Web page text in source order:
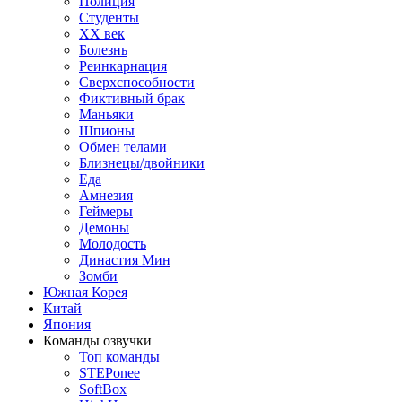
Студенты
ХХ век
Болезнь
Реинкарнация
Сверхспособности
Фиктивный брак
Маньяки
Шпионы
Обмен телами
Близнецы/двойники
Еда
Амнезия
Геймеры
Демоны
Молодость
Династия Мин
Зомби
Южная Корея
Китай
Япония
Команды озвучки
Топ команды
STEPonee
SoftBox